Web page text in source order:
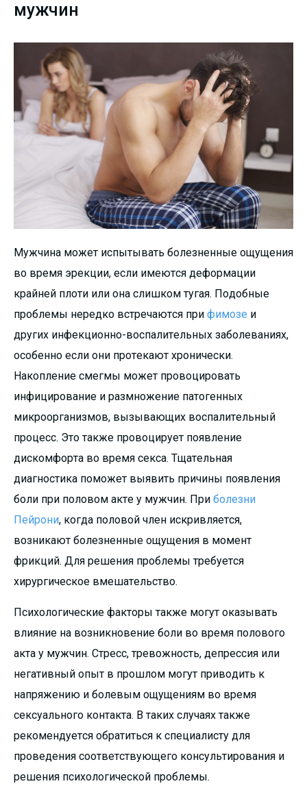
мужчин
Мужчина может испытывать болезненные ощущения
во время эрекции, если имеются деформации
крайней плоти или она слишком тугая. Подобные
проблемы нередко встречаются при фимозе и
других инфекционно-воспалительных заболеваниях,
особенно если они протекают хронически.
Накопление смегмы может провоцировать
инфицирование и размножение патогенных
микроорганизмов, вызывающих воспалительный
процесс. Это также провоцирует появление
дискомфорта во время секса. Тщательная
диагностика поможет выявить причины появления
боли при половом акте у мужчин. При болезни
Пейрони, когда половой член искривляется,
возникают болезненные ощущения в момент
фрикций. Для решения проблемы требуется
хирургическое вмешательство.
Психологические факторы также могут оказывать
влияние на возникновение боли во время полового
акта у мужчин. Стресс, тревожность, депрессия или
негативный опыт в прошлом могут приводить к
напряжению и болевым ощущениям во время
сексуального контакта. В таких случаях также
рекомендуется обратиться к специалисту для
проведения соответствующего консультирования и
решения психологической проблемы.